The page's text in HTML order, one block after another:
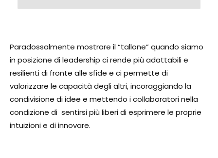
Paradossalmente mostrare il “tallone” quando siamo
in posizione di leadership ci rende più adattabili e
resilienti di fronte alle sfide e ci permette di
valorizzare le capacità degli altri, incoraggiando la
condivisione di idee e mettendo i collaboratori nella
condizione di sentirsi più liberi di esprimere le proprie
intuizioni e di innovare.